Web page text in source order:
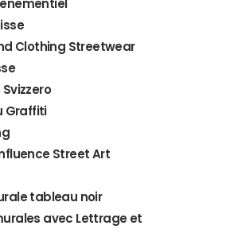
Clothing Streetwear
Graffiti
Street Art
tableau noir
avec Lettrage et